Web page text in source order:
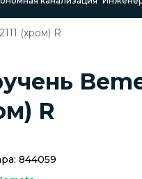
(хром) R
R
844059